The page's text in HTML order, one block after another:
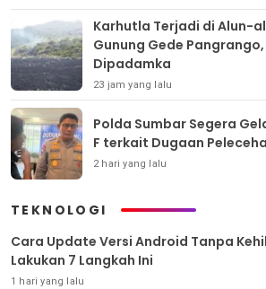
Karhutla Terjadi di Alun-
Gunung Gede
Dipadamka
23 jam yang lalu
Polda Sumbar Segera
F terkait Dugaan
2 hari yang lalu
TEKNOLOGI
Cara Update Versi Android Tanpa
Lakukan 7 Langkah Ini
1 hari yang lalu